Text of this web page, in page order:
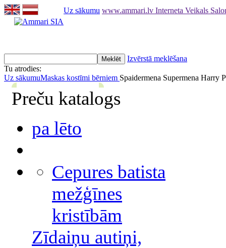
Uz sākumu www.ammari.lv Interneta Veikals
Izvērstā meklēšana
Tu atrodies:
Uz sākumuMaskas kostīmi bērniem Spaidermena Supermena Harry
Preču katalogs
pa lēto
Cepures batista
mežģīnes
kristībām
Zīdaiņu autiņi,